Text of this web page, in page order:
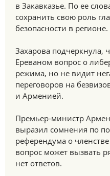
в Закавказье. По ее
сохранить свою роль
безопасности в регионе.
Захарова подчеркнула,
Ереваном вопрос о
режима, но не видит
переговоров на
и Арменией.
Премьер-министр
выразил сомнения по
референдума о
вопрос может вызвать
нет ответов.